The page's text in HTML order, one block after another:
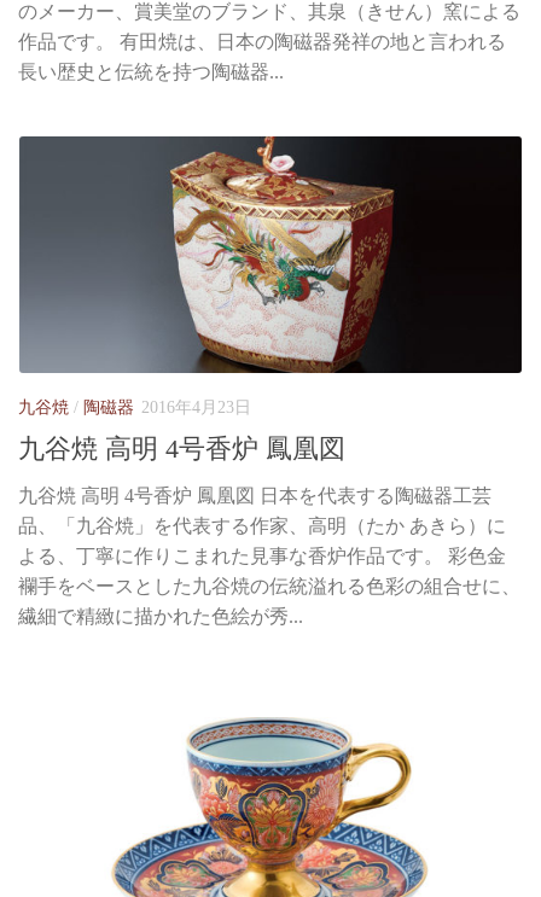
のメーカー、賞美堂のブランド、其泉（きせん）窯による
作品です。 有田焼は、日本の陶磁器発祥の地と言われる
長い歴史と伝統を持つ陶磁器...
九谷焼 / 陶磁器 2016年4月23日
九谷焼 高明 4号香炉 鳳凰図
九谷焼 高明 4号香炉 鳳凰図 日本を代表する陶磁器工芸
品、「九谷焼」を代表する作家、高明（たか あきら）に
よる、丁寧に作りこまれた見事な香炉作品です。 彩色金
襴手をベースとした九谷焼の伝統溢れる色彩の組合せに、
繊細で精緻に描かれた色絵が秀...